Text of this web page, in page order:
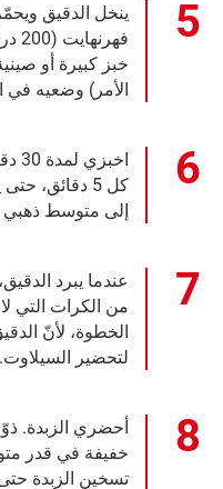
خبز كبيرة أو
الأمر) وضعيه في
كل 5 دقائق،
إلى متوسط ذهبي
عندما يبرد
من الكرات التي
الخطوة، لأنّ
لتحضير السيلاوت.
أحضري الزبدة.
خفيفة في قدر
تسخين الزبدة